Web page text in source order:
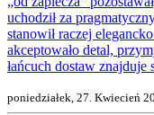
uchodził za
stanowił raczej
akceptowało detal,
łańcuch dostaw znajduje
poniedziałek, 27. Kwiecień